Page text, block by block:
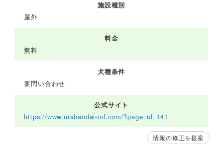
施設種別
屋外
料金
無料
犬種条件
要問い合わせ
公式サイト
https://www.urabandai-inf.com/?page_id=141
情報の修正を提案